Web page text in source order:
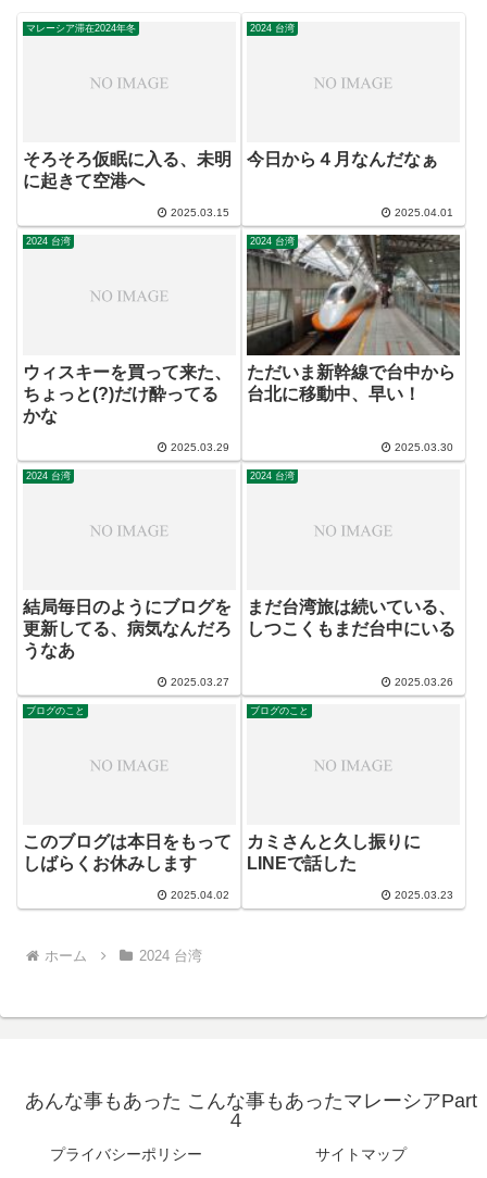
マレーシア滞在2024年冬
そろそろ仮眠に入る、未明
に起きて空港へ
2025.03.15
2024 台湾
今日から４月なんだなぁ
2025.04.01
2024 台湾
ウィスキーを買って来た、
ちょっと(?)だけ酔ってる
かな
2025.03.29
2024 台湾
ただいま新幹線で台中から
台北に移動中、早い！
2025.03.30
2024 台湾
結局毎日のようにブログを
更新してる、病気なんだろ
うなあ
2025.03.27
2024 台湾
まだ台湾旅は続いている、
しつこくもまだ台中にいる
2025.03.26
ブログのこと
このブログは本日をもって
しばらくお休みします
2025.04.02
ブログのこと
カミさんと久し振りに
LINEで話した
2025.03.23
ホーム 2024 台湾
あんな事もあった こんな事もあったマレーシアPart
４
プライバシーポリシー
サイトマップ